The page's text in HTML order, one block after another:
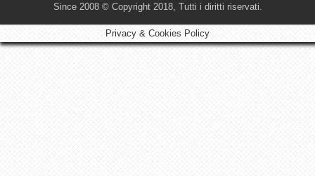
Since 2008 © Copyright 2018, Tutti i diritti riservati.
Privacy & Cookies Policy